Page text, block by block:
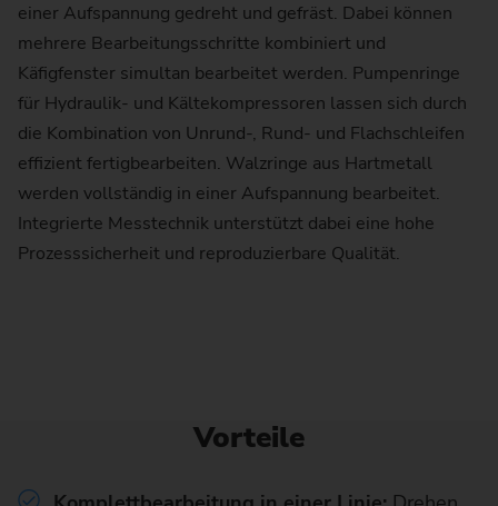
einer Aufspannung gedreht und gefräst. Dabei können
mehrere Bearbeitungsschritte kombiniert und
Käfigfenster simultan bearbeitet werden. Pumpenringe
für Hydraulik- und Kältekompressoren lassen sich durch
die Kombination von Unrund-, Rund- und Flachschleifen
effizient fertigbearbeiten. Walzringe aus Hartmetall
werden vollständig in einer Aufspannung bearbeitet.
Integrierte Messtechnik unterstützt dabei eine hohe
Prozesssicherheit und reproduzierbare Qualität.
Vorteile